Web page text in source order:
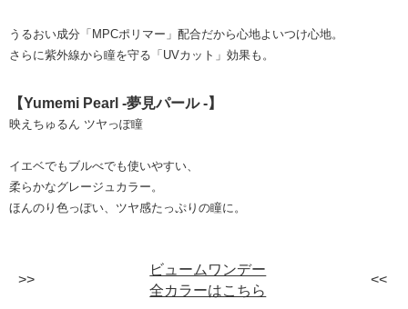
うるおい成分「MPCポリマー」配合だから心地よいつけ心地。
さらに紫外線から瞳を守る「UVカット」効果も。
【Yumemi Pearl -夢見パール -】
映えちゅるん ツヤっぽ瞳
イエベでもブルべでも使いやすい、
柔らかなグレージュカラー。
ほんのり色っぽい、ツヤ感たっぷりの瞳に。
ビュームワンデー
全カラーはこちら